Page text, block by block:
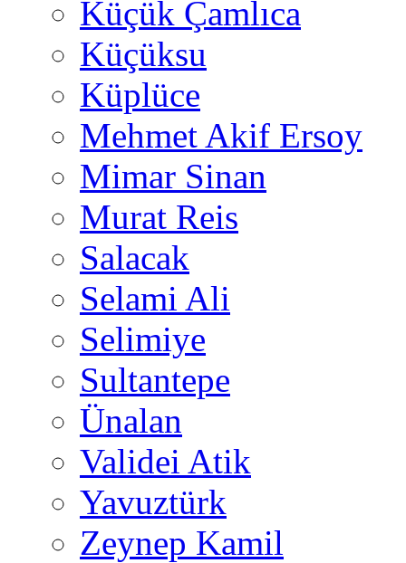
Küçük Çamlıca
Küçüksu
Küplüce
Mehmet Akif Ersoy
Mimar Sinan
Murat Reis
Salacak
Selami Ali
Selimiye
Sultantepe
Ünalan
Validei Atik
Yavuztürk
Zeynep Kamil